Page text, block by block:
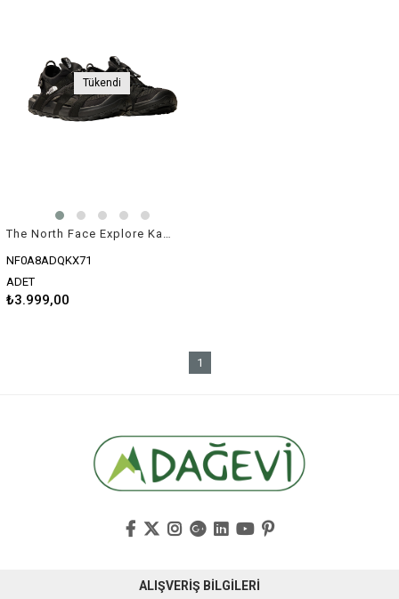
Tükendi
NF0A8ADQKX71
ADET
₺3.999,00
1
ALIŞVERİŞ BİLGİLERİ